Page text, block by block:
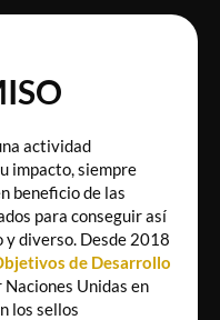
actividad
impacto, siempre
beneficio de las
para conseguir así
y diverso. Desde 2018
de Desarrollo
Naciones Unidas en
los sellos